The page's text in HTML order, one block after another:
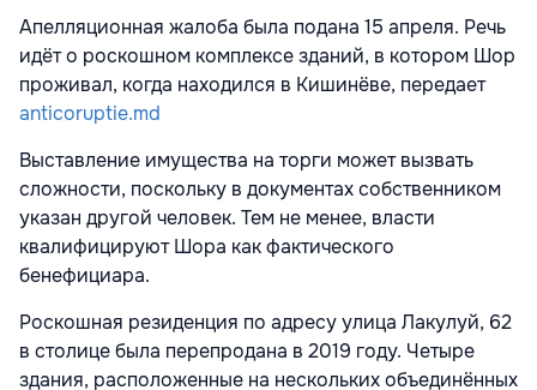
Апелляционная жалоба была подана 15 апреля. Речь
идёт о роскошном комплексе зданий, в котором Шор
проживал, когда находился в Кишинёве, передает
anticoruptie.md
Выставление имущества на торги может вызвать
сложности, поскольку в документах собственником
указан другой человек. Тем не менее, власти
квалифицируют Шора как фактического
бенефициара.
Роскошная резиденция по адресу улица Лакулуй, 62
в столице была перепродана в 2019 году. Четыре
здания, расположенные на нескольких объединённых